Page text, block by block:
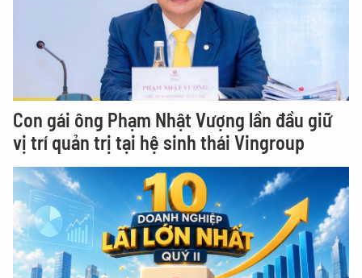
Con gái ông Phạm Nhật Vượng lần đầu giữ
vị trí quản trị tại hệ sinh thái Vingroup